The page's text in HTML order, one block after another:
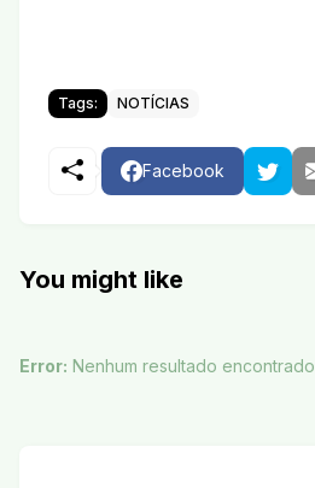
Tags: NOTÍCIAS
Facebook
You might like
Error: Nenhum resultado encontrado